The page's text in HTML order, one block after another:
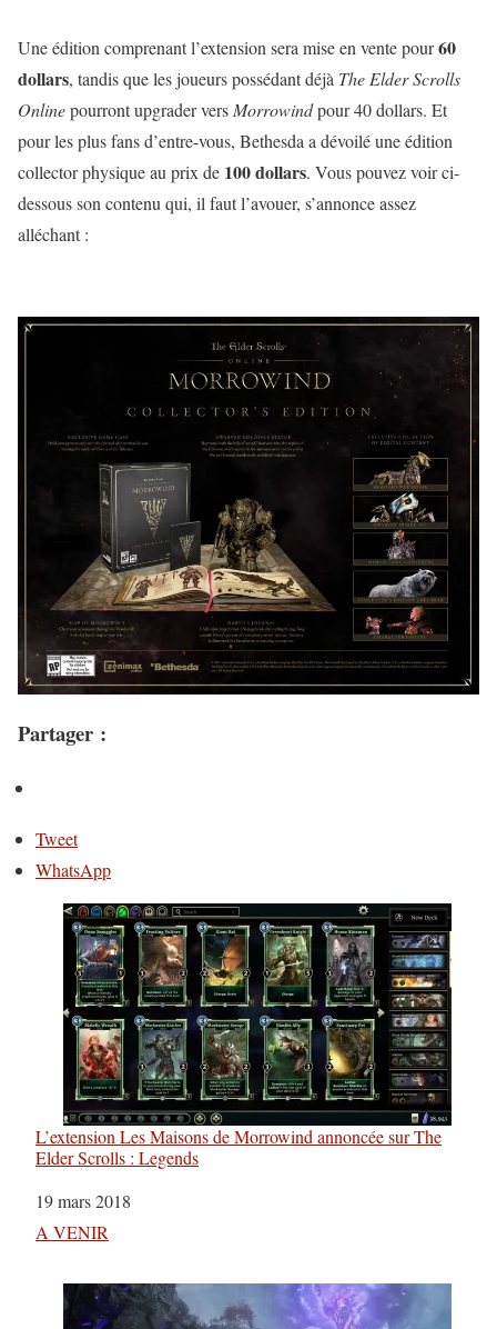
Une édition comprenant l’extension sera mise en vente pour60
dollars, tandis que les joueurs possédant déjà The Elder Scrolls
Onlinepourront upgrader vers Morrowindpour 40 dollars. Et
pour les plus fans d’entre-vous, Bethesda a dévoilé une édition
collector physique au prix de 100 dollars. Vous pouvez voir ci-
dessous son contenu qui, il faut l’avouer, s’annonce assez
alléchant :
Partager :
Tweet
WhatsApp
L’extension Les Maisons de Morrowind annoncée sur The
Elder Scrolls : Legends
Date
19 mars 2018
Par rapport à
A VENIR